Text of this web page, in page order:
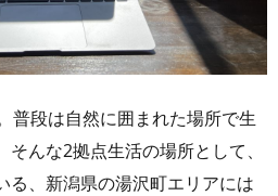
普段は自然に囲まれた場所で生
んな2拠点生活の場所として、
る、新潟県の湯沢町エリアには